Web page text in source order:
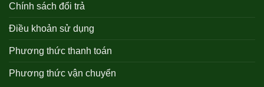
Chính sách đổi trả
Điều khoản sử dụng
Phương thức thanh toán
Phương thức vận chuyển